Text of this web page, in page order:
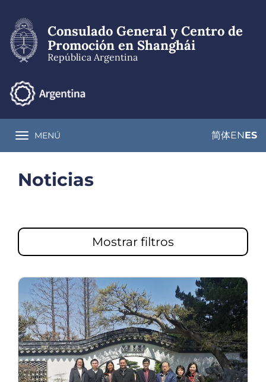
contenido
principal
Consulado General y Centro de
Promoción en Shanghái
República Argentina
Toggle navigation
MENÚ 简体ENES
Noticias
Mostrar filtros